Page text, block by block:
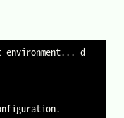
environment... d